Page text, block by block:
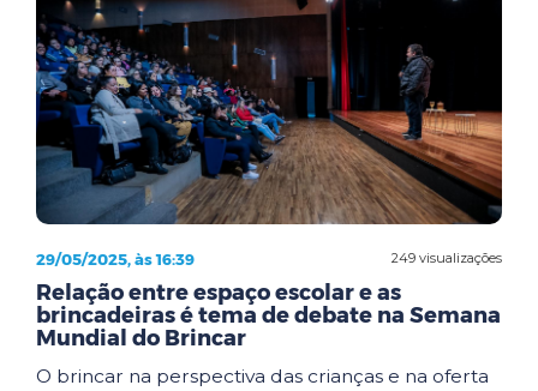
249 visualizações
29/05/2025, às 16:39
Relação entre espaço escolar e as
brincadeiras é tema de debate na Semana
Mundial do Brincar
O brincar na perspectiva das crianças e na oferta